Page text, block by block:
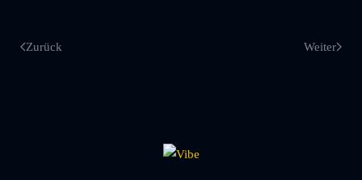
Zurück Weiter